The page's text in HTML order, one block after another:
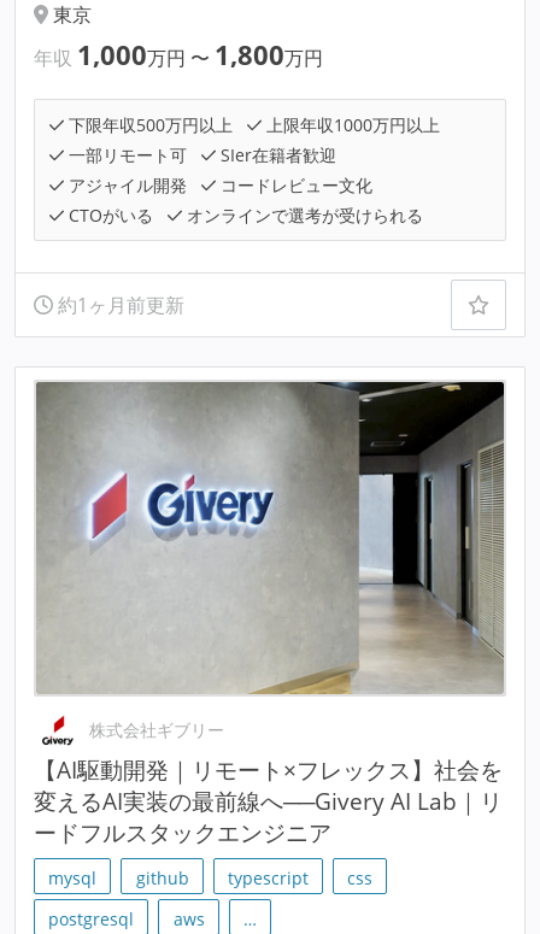
東京
年収 1,000万円 〜 1,800万円
下限年収500万円以上
上限年収1000万円以上
一部リモート可
SIer在籍者歓迎
アジャイル開発
コードレビュー文化
CTOがいる
オンラインで選考が受けられる
約1ヶ月前更新
株式会社ギブリー
【AI駆動開発｜リモート×フレックス】社会を
変えるAI実装の最前線へ──Givery AI Lab｜リ
ードフルスタックエンジニア
mysql github typescript
css
postgresql
aws …